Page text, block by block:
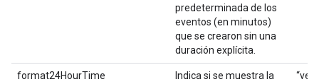
predeterminada de los
eventos (en minutos)
que se crearon sin una
duración explícita.
format24HourTime
Indica si se muestra la